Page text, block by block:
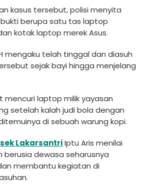
kasus tersebut, polisi menyita
berupa satu tas laptop
kotak laptop merek Asus.
mengaku telah tinggal dan diasuh
sejak bayi hingga menjelang
mencuri laptop milik yayasan
setelah kalah judi bola dengan
di sebuah warung kopi.
LakarsantriIptu Aris menilai
berusia dewasa seharusnya
membantu kegiatan di